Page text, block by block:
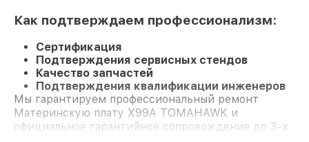
Как подтверждаем профессионализм:
Сертификация
Подтверждения сервисных стендов
Качество запчастей
Подтверждения квалификации инженеров
Мы гарантируем профессиональный ремонт
Материнскую плату X99A TOMAHAWK и
официальное гарантийное сопровождение до 3-х